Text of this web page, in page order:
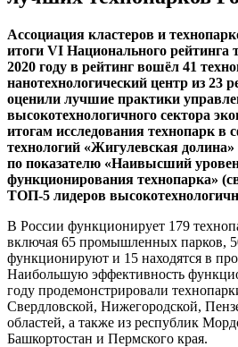
Ассоциация кластеров и
итоги VI Национального рейтинга
2020 году в рейтинг вошёл 41
нанотехнологический центр из 23
оценили лучшие практики
высокотехнологичного сектора
итогам исследования технопарк в
технологий «Жигулевская долина»
по показателю «Наивысший
функционирования технопарка»
ТОП-5 лидеров
В России функционирует 179
включая 65 промышленных парков,
функционируют и 15 находятся в
Наибольшую эффективность
году продемонстрировали
Свердловской, Нижегородской,
областей, а также из республик
Башкортостан и Пермского края.